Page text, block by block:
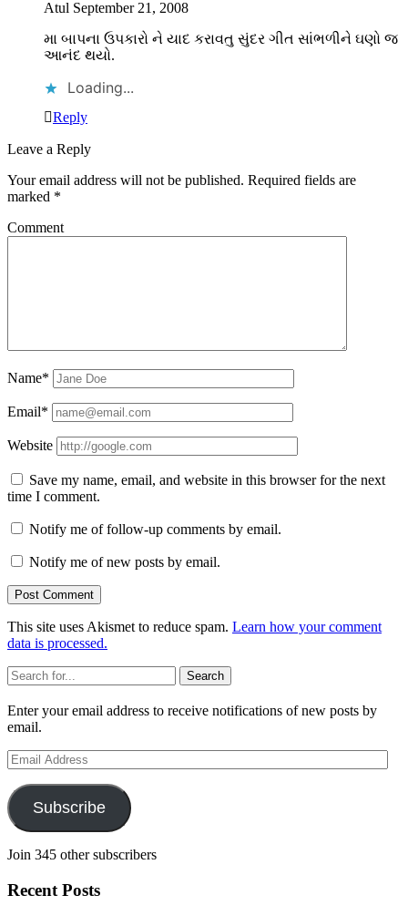
Atul September 21, 2008
મા બાપના ઉપકારો ને યાદ કરાવતુ સુંદર ગીત સાંભળીને ઘણો જ
આનંદ થયો.
Loading...
Reply
Leave a Reply
Your email address will not be published. Required fields are
marked *
Comment
Name*
Email*
Website
Save my name, email, and website in this browser for the next
time I comment.
Notify me of follow-up comments by email.
Notify me of new posts by email.
This site uses Akismet to reduce spam. Learn how your comment
data is processed.
Sidebar
Search
Enter your email address to receive notifications of new posts by
email.
Email
Address
Subscribe
Join 345 other subscribers
Recent Posts